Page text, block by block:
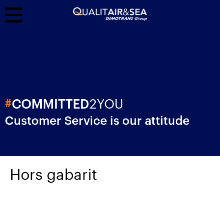
#COMMITTED2YOU
Customer Service is our attitude
Hors gabarit